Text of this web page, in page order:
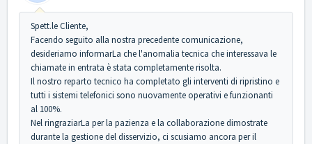
Spett.le Cliente,
Facendo seguito alla nostra precedente comunicazione,
desideriamo informarLa che l'anomalia tecnica che interessava le
chiamate in entrata è stata completamente risolta.
Il nostro reparto tecnico ha completato gli interventi di ripristino e
tutti i sistemi telefonici sono nuovamente operativi e funzionanti
al 100%.
Nel ringraziarLa per la pazienza e la collaborazione dimostrate
durante la gestione del disservizio, ci scusiamo ancora per il